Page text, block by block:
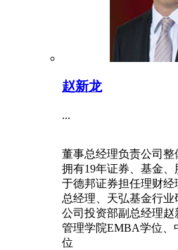
赵新龙
...
董事总经理负责公司
拥有19年证券、基金
于德邦证券担任理财
总经理、天弘基金行
公司投资部副总经理
管理学院EMBA学位、
位